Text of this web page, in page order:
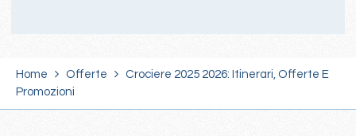
Home Offerte
Crociere 2025 2026: Itinerari, Offerte E
Promozioni